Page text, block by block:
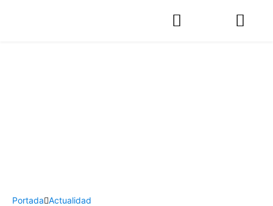
Portada Actualidad